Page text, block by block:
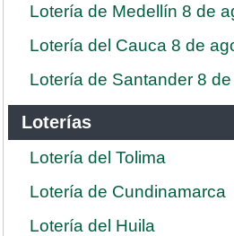
Lotería de Medellín 8 de
Lotería del Cauca 8 de
Lotería de Santander 8
Loterías
Lotería del Tolima
Lotería de Cundinamarca
Lotería del Huila